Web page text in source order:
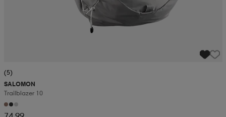
(5)
SALOMON
Trailblazer 10